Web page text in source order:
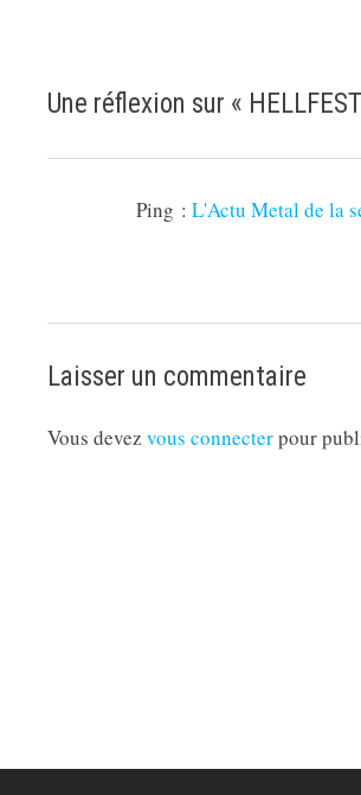
Une réflexion sur «
Ping :L'Actu Metal de la
Laisser un commentaire
Vous devezvous connecterpour